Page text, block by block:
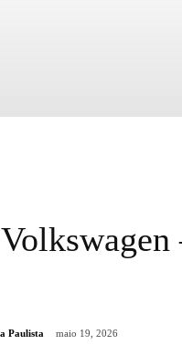
Paulista maio 19, 2026